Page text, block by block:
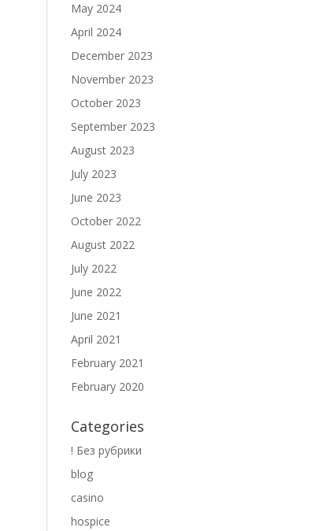
May 2024
April 2024
December 2023
November 2023
October 2023
September 2023
August 2023
July 2023
June 2023
October 2022
August 2022
July 2022
June 2022
June 2021
April 2021
February 2021
February 2020
Categories
! Без рубрики
blog
casino
hospice